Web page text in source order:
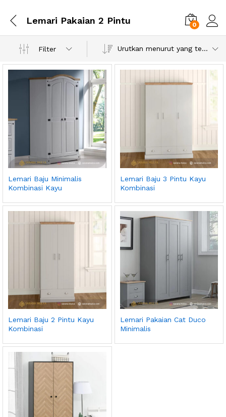
Lemari Pakaian 2 Pintu 0
Filter Urutkan menurut yang terbaru
Lemari Baju Minimalis
Kombinasi Kayu
Lemari Baju 3 Pintu Kayu
Kombinasi
Lemari Baju 2 Pintu Kayu
Kombinasi
Lemari Pakaian Cat Duco
Minimalis